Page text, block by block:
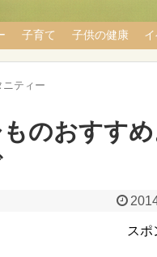
子育て 子供の健康
ニティー
のおすす
スポ